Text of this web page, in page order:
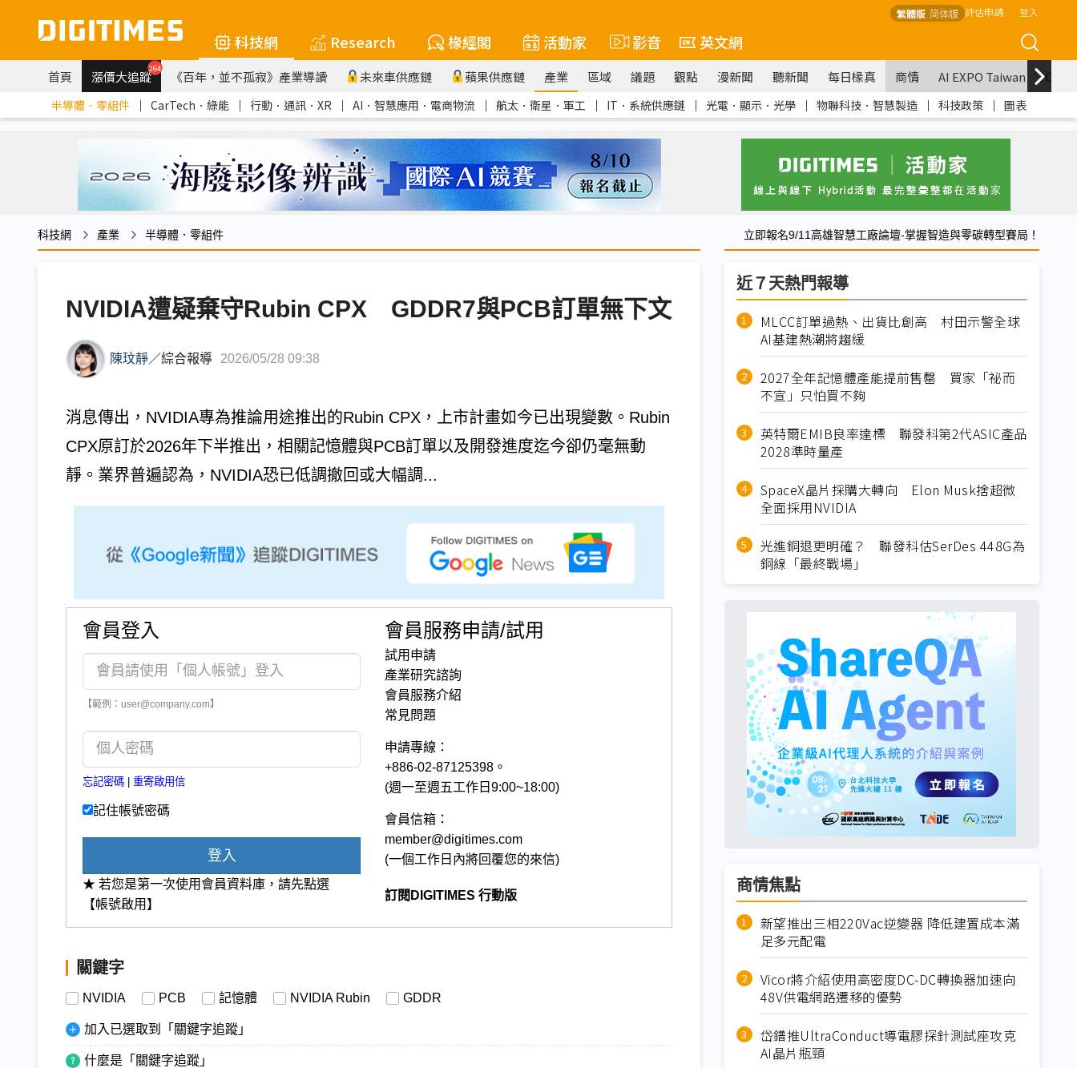
繁體版 简体版 評估申請 登入
科技網 Research 椽經閣 活動家 影音 英文網
首頁 漲價大追蹤264 《百年，並不孤寂》產業導讀 未來車供應鏈 蘋果供應鏈 產業 區域 議題 觀點 漫新聞 聽新聞 每日椽真 商情 AI EXPO Taiwan
半導體．零組件 ｜ CarTech．綠能 ｜ 行動．通訊．XR ｜ AI．智慧應用．電商物流 ｜ 航太．衛星．軍工 ｜ IT．系統供應鏈 ｜ 光電．顯示．光學 ｜ 物聯科技．智慧製造 ｜ 科技政策 ｜ 圖表
科技網 產業 半導體．零組件 立即報名9/11高雄智慧工廠論壇-掌握智造與零碳轉型賽局！
NVIDIA遭疑棄守Rubin CPX GDDR7與PCB訂單無下文
陳玟靜／綜合報導 2026/05/28 09:38
消息傳出，NVIDIA專為推論用途推出的Rubin CPX，上市計畫如今已出現變數。Rubin
CPX原訂於2026年下半推出，相關記憶體與PCB訂單以及開發進度迄今卻仍毫無動
靜。業界普遍認為，NVIDIA恐已低調撤回或大幅調...
會員登入
【範例：user@company.com】
忘記密碼 重寄啟用信
記住帳號密碼
登入
★ 若您是第一次使用會員資料庫，請先點選
【帳號啟用】
會員服務申請/試用
試用申請
產業研究諮詢
會員服務介紹
常見問題
申請專線：
+886-02-87125398。
(週一至週五工作日9:00~18:00)
會員信箱：
member@digitimes.com
(一個工作日內將回覆您的來信)
訂閱DIGITIMES 行動版
關鍵字
NVIDIA PCB 記憶體 NVIDIA Rubin GDDR
加入已選取到「關鍵字追蹤」
什麼是「關鍵字追蹤」
近７天熱門報導
MLCC訂單過熱、出貨比創高 村田示警全球
AI基建熱潮將趨緩
2027全年記憶體產能提前售罄 買家「祕而
不宣」只怕買不夠
英特爾EMIB良率達標 聯發科第2代ASIC產品
2028準時量產
SpaceX晶片採購大轉向 Elon Musk捨超微
全面採用NVIDIA
光進銅退更明確？ 聯發科估SerDes 448G為
銅線「最終戰場」
商情焦點
新望推出三相220Vac逆變器 降低建置成本滿
足多元配電
Vicor將介紹使用高密度DC-DC轉換器加速向
48V供電網路遷移的優勢
岱鐠推UltraConduct導電膠探針測試座攻克
AI晶片瓶頸